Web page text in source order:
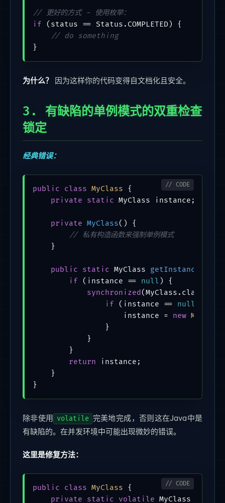
// 更好的方式 - 使用枚举：
if (status == Status.COMPLETED) {
// do something
为什么？ 因为这样你的代码变得自文档化且安全。
3. 有缺陷的单例模式的双重检查
锁定
经典错误：
public class MyClass {
private
static MyClass instance;
private MyClass()
{
// 私有构造函数来强制单例模式
    }
public static MyClass getInstance
if (instance == null ) {
synchronized(MyClass.class) {
if (instance == null
                    instance =
new MyClass
                }
            }
        }
return instance;
    }
除非使用 volatile 完美地完成，否则这在Java中是
有缺陷的。在并发环境中可能出现微妙的错误。
这里是修复方法：
public class MyClass {
private
static volatile MyClass